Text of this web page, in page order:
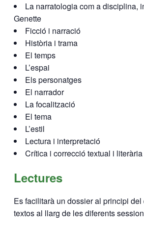
La narratologia com a disciplina,
Genette
Ficció i narració
Història i trama
El temps
L’espai
Els personatges
El narrador
La focalització
El tema
L’estil
Lectura i interpretació
Crítica i correcció textual i literària
Lectures
Es facilitarà un dossier al principi
textos al llarg de les diferents